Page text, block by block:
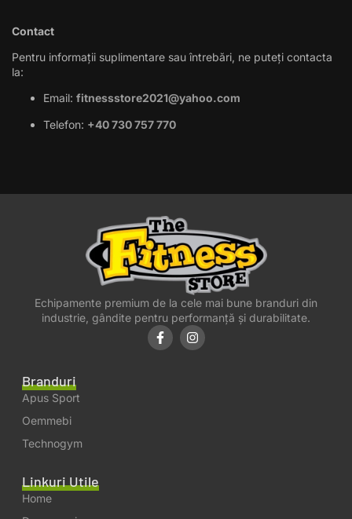
Contact
Pentru informații suplimentare sau întrebări, ne puteți contacta
la:
Email: fitnessstore2021@yahoo.com
Telefon: +40 730 757 770
Echipamente premium de la cele mai bune branduri din
industrie, gândite pentru performanță și durabilitate.
Branduri
Apus Sport
Oemmebi
Technogym
Linkuri Utile
Home